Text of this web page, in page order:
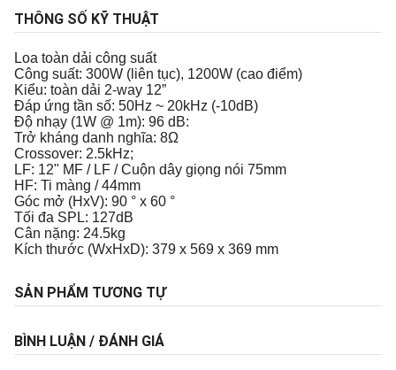
THÔNG SỐ KỸ THUẬT
Loa toàn dải công suất
Công suất: 300W (liên tục), 1200W (cao điểm)
Kiểu: toàn dải 2-way 12”
Đáp ứng tần số: 50Hz ~ 20kHz (-10dB)
Độ nhạy (1W @ 1m): 96 dB:
Trở kháng danh nghĩa: 8Ω
Crossover: 2.5kHz;
LF: 12" MF / LF / Cuộn dây giọng nói 75mm
HF: Ti màng / 44mm
Góc mở (HxV): 90 ° x 60 °
Tối đa SPL: 127dB
Cân nặng: 24.5kg
Kích thước (WxHxD): 379 x 569 x 369 mm
SẢN PHẨM TƯƠNG TỰ
BÌNH LUẬN / ĐÁNH GIÁ